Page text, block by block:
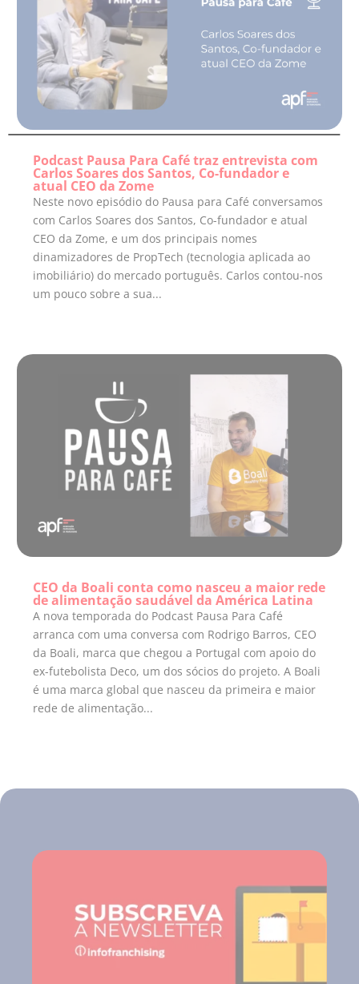
Podcast Pausa Para Café traz entrevista com
Carlos Soares dos Santos, Co-fundador e
atual CEO da Zome
Neste novo episódio do Pausa para Café conversamos
com Carlos Soares dos Santos, Co-fundador e atual
CEO da Zome, e um dos principais nomes
dinamizadores de PropTech (tecnologia aplicada ao
imobiliário) do mercado português. Carlos contou-nos
um pouco sobre a sua...
CEO da Boali conta como nasceu a maior rede
de alimentação saudável da América Latina
A nova temporada do Podcast Pausa Para Café
arranca com uma conversa com Rodrigo Barros, CEO
da Boali, marca que chegou a Portugal com apoio do
ex-futebolista Deco, um dos sócios do projeto. A Boali
é uma marca global que nasceu da primeira e maior
rede de alimentação...